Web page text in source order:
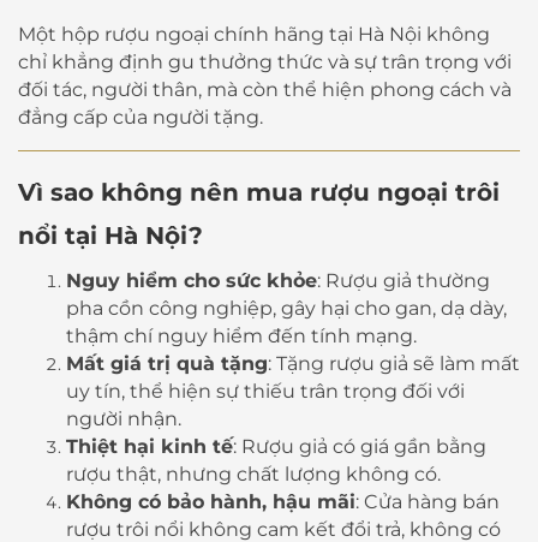
Một hộp rượu ngoại chính hãng tại Hà Nội không
chỉ khẳng định gu thưởng thức và sự trân trọng với
đối tác, người thân, mà còn thể hiện phong cách và
đẳng cấp của người tặng.
Vì sao không nên mua rượu ngoại trôi
nổi tại Hà Nội?
Nguy hiểm cho sức khỏe: Rượu giả thường
pha cồn công nghiệp, gây hại cho gan, dạ dày,
thậm chí nguy hiểm đến tính mạng.
Mất giá trị quà tặng: Tặng rượu giả sẽ làm mất
uy tín, thể hiện sự thiếu trân trọng đối với
người nhận.
Thiệt hại kinh tế: Rượu giả có giá gần bằng
rượu thật, nhưng chất lượng không có.
Không có bảo hành, hậu mãi: Cửa hàng bán
rượu trôi nổi không cam kết đổi trả, không có